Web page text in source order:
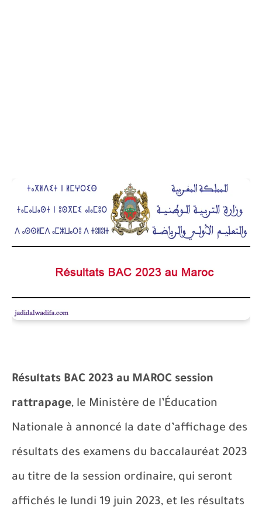
Résultats BAC 2023 au MAROC session
rattrapage, le Ministère de l’Éducation
Nationale à annoncé la date d’affichage des
résultats des examens du baccalauréat 2023
au titre de la session ordinaire, qui seront
affichés le lundi 19 juin 2023, et les résultats